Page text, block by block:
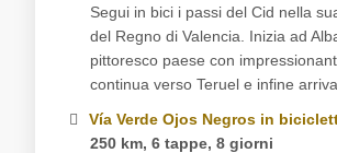
Segui in bici i passi del Cid nella
del Regno di Valencia. Inizia ad
pittoresco paese con
continua verso Teruel e infine
Vía Verde Ojos Negros in
250 km, 6 tappe, 8 giorni